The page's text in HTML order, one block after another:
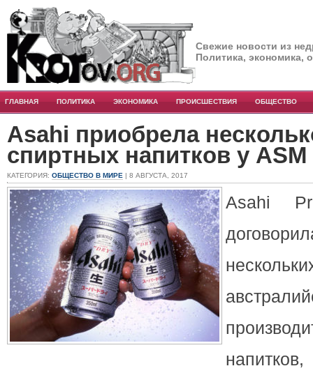
Свежие новости из
Политика, экономика,
ГЛАВНАЯ ПОЛИТИКА ЭКОНОМИКА ПРОИСШЕСТВИЯ ОБЩЕСТВО
Asahi приобрела
спиртных напитков у
КАТЕГОРИЯ: ОБЩЕСТВО В МИРЕ | 8 АВГУСТА, 2017
Asahi